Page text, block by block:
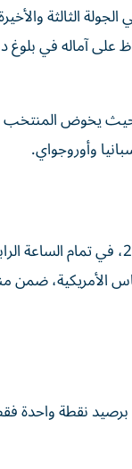
الثالثة
حيث يخوض
وأوروجواي.
يلتقي منتخب السعودية مع منتخب الرأس الأخضر
ضمن
برصيد نقطة واحدة